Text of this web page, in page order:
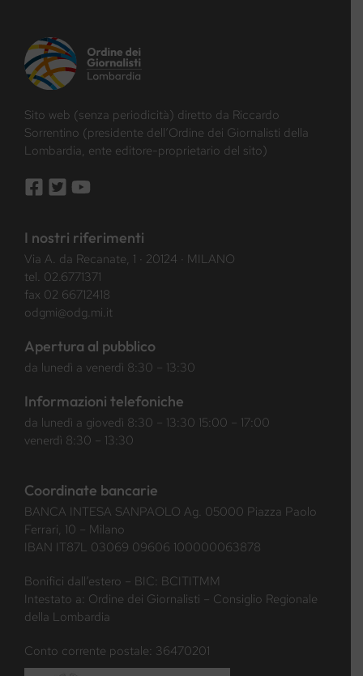
Sito web (senza periodicità) diretto da Riccardo
Sorrentino (presidente dell’Ordine dei Giornalisti della
Lombardia, ente editore-proprietario del sito)
I nostri riferimenti
Via A. da Recanate, 1 · 20124 · MILANO
tel. 02.6771371
fax 02 66712418
odgmi@odg.mi.it
Apertura al pubblico
da lunedì a venerdì 8:30 – 13:30
Informazioni telefoniche
da lunedì a giovedì 8:30 – 13:30 15:00 – 17:00
venerdì 8:30 – 13:30
Coordinate bancarie
BANCA INTESA SANPAOLO Ag. 05000 Piazza Paolo
Ferrari, 10 – Milano
IBAN IT87L 03069 09606 100000063878
Bonifici dall’estero – BIC: BCITITMM
Intestato a: Ordine dei Giornalisti – Consiglio Regionale
della Lombardia
Conto corrente postale: 36470201